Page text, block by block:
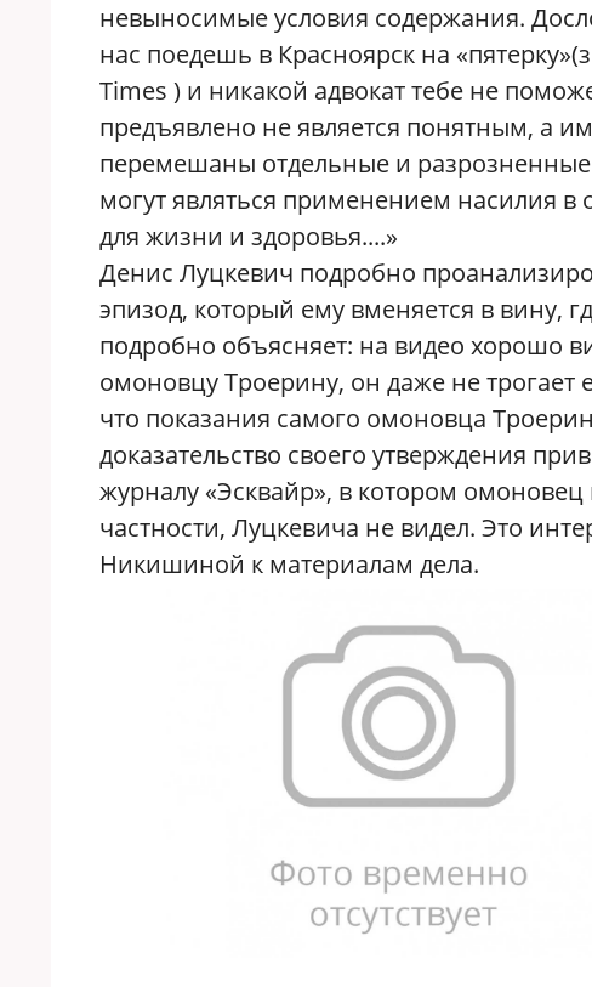
невыносимые условия содержания.
нас поедешь в Красноярск на
Times ) и никакой адвокат тебе не
предъявлено не является понятным, а
перемешаны отдельные и
могут являться применением насилия в
для жизни и здоровья....»
Денис Луцкевич подробно
эпизод, который ему вменяется в вину,
подробно объясняет: на видео хорошо
омоновцу Троерину, он даже не
что показания самого омоновца
доказательство своего утверждения
журналу «Эсквайр», в котором
частности, Луцкевича не видел. Это
Никишиной к материалам дела.